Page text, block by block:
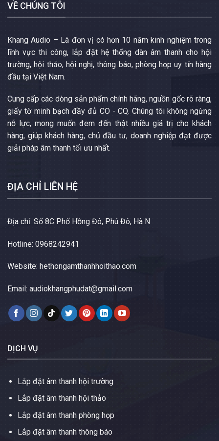
VỀ CHÚNG TÔI
Khang Audio – Là đơn vị có hơn 10 năm kinh nghiệm trong
lĩnh vực thi công, lắp đặt hệ thống dàn âm thanh cho hội
trường, hội thảo, hội nghị, thông báo, phòng họp uy tín hàng
đầu tại Việt Nam.
Cung cấp các dòng sản phẩm chính hãng, nguồn gốc rõ ràng,
giấy tờ minh bạch đầy đủ CO - CQ. Chúng tôi không ngừng
nỗ lực, mong muốn đem đến thật nhiều giá trị cho khách
hàng, giúp khách hàng, chủ đầu tư, doanh nghiệp đạt được
giải pháp âm thanh tối ưu nhất.
ĐỊA CHỈ LIÊN HỆ
Địa chỉ: Số 8C Phố Hồng Đô, Phú Đô, Hà N
Hotline: 0968242941
Website: hethongamthanhhoithao.com
Email: audiokhangphudat@gmail.com
DỊCH VỤ
Lắp đặt âm thanh hội trường
Lắp đặt âm thanh hội thảo
Lắp đặt âm thanh phòng họp
Lắp đặt âm thanh thông báo